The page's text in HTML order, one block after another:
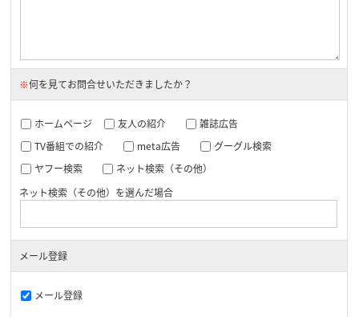
※何を見てお問合せいただきましたか？
ホームページ 友人の紹介
雑誌広告
TV番組での紹介
meta広告
グーグル検索
ヤフー検索
ネット検索（その他）
ネット検索（その他）を選んだ場合
メール登録
メール登録